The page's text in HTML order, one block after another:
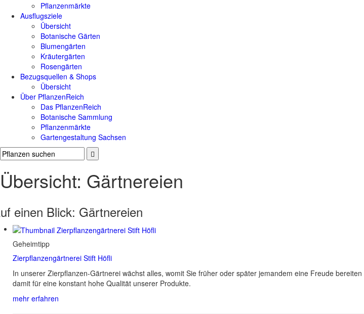
Pflanzenmärkte
Ausflugsziele
Übersicht
Botanische Gärten
Blumengärten
Kräutergärten
Rosengärten
Bezugsquellen & Shops
Übersicht
Über PflanzenReich
Das PflanzenReich
Botanische Sammlung
Pflanzenmärkte
Gartengestaltung Sachsen
Übersicht: Gärtnereien
einen Blick: Gärtnereien
Geheimtipp
Zierpflanzengärtnerei Stift Höfli
In unserer Zierpflanzen-Gärtnerei wächst alles, womit Sie früher oder später jemandem eine Freude
damit für eine konstant hohe Qualität unserer Produkte.
mehr erfahren